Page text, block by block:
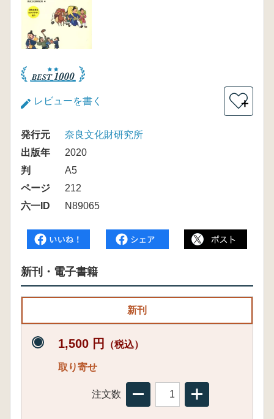
レビューを書く ＋
発行元
奈良文化財研究所
出版年
2020
判
A5
ページ
212
六一ID
N89065
新刊・電子書籍
新刊
1,500 円 （税込）
取り寄せ
注文数